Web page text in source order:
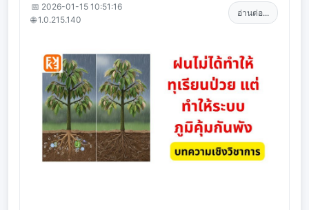
📅 2026-01-15 10:51:16
🌐 1.0.215.140
อ่านต่อ...